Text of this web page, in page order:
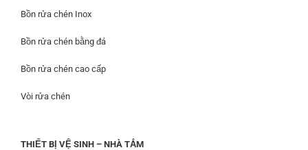
Bồn rửa chén Inox
Bồn rửa chén bằng đá
Bồn rửa chén cao cấp
Vòi rửa chén
THIẾT BỊ VỆ SINH – NHÀ TẮM